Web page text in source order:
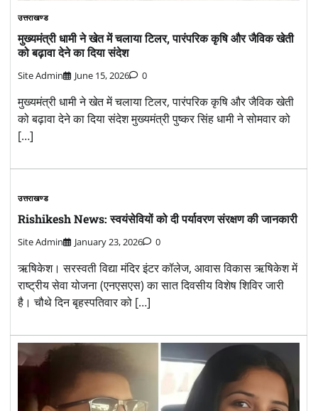
उत्तराखण्ड
मुख्यमंत्री धामी ने खेत में चलाया टिलर, पारंपरिक कृषि और जैविक खेती
को बढ़ावा देने का दिया संदेश
Site Admin June 15, 2026 0
मुख्यमंत्री धामी ने खेत में चलाया टिलर, पारंपरिक कृषि और जैविक खेती
को बढ़ावा देने का दिया संदेश मुख्यमंत्री पुष्कर सिंह धामी ने सोमवार को
[…]
उत्तराखण्ड
Rishikesh News: स्वयंसेवियों को दी पर्यावरण संरक्षण की जानकारी
Site Admin January 23, 2026 0
ऋषिकेश। सरस्वती विद्या मंदिर इंटर कॉलेज, आवास विकास ऋषिकेश में
राष्ट्रीय सेवा योजना (एनएसएस) का सात दिवसीय विशेष शिविर जारी
है। चौथे दिन बृहस्पतिवार को […]